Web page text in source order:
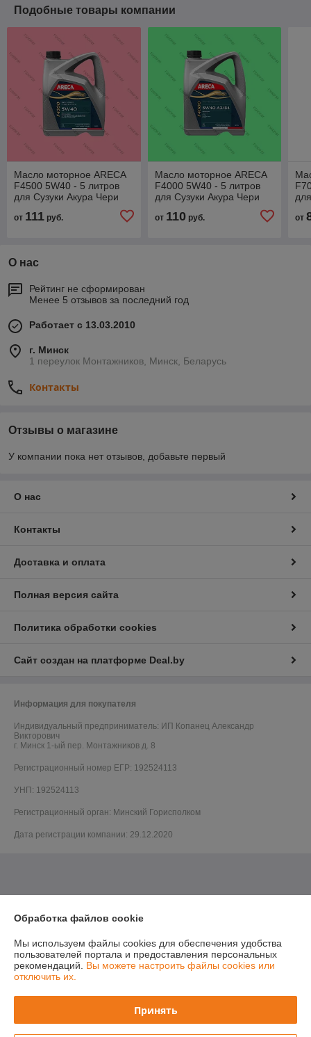
Подобные товары компании
Масло моторное ARECA
F4500 5W40 - 5 литров
для Сузуки Акура Чери
Исузу Джип Киа Лада
от 111 руб.
Масло моторное ARECA
F4000 5W40 - 5 литров
для Сузуки Акура Чери
Исузу Джип Киа Лада
от 110руб. от
О нас
Рейтинг не сформирован
Менее 5 отзывов за последний год
Работает с 13.03.2010
г. Минск
1 переулок Монтажников, Минск, Беларусь
Контакты
Отзывы о магазине
У компании пока нет отзывов, добавьте первый
О нас
Контакты
Доставка и оплата
Полная версия сайта
Политика обработки cookies
Сайт создан на платформе Deal.by
Информация для покупателя
Индивидуальный предприниматель: ИП Копанец Александр
Викторович
г. Минск 1-ый пер. Монтажников д. 8
Регистрационный номер ЕГР: 192524113
УНП: 192524113
Регистрационный орган: Минский Горисполком
Дата регистрации компании: 29.12.2020
Обработка файлов cookie
Мы используем файлы cookies для обеспечения удобства
пользователей портала и предоставления персональных
рекомендаций. Вы можете настроить файлы cookies или
отключить их.
Принять